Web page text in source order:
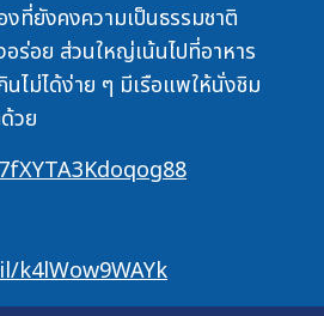
งที่ยังคงความเป็นธรรมชาติ
ร่อย ส่วนใหญ่เน้นไปที่อาหาร
ไม่ได้ง่าย ๆ มีเรือแพให้นั่งชิม
วย